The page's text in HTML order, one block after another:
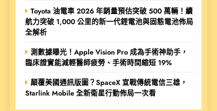
Toyota 油電車 2026 年銷量預估突破 500 萬輛！續
航力突破 1,000 公里的新一代鋰電池與固態電池佈局
全解析
測數據曝光！Apple Vision Pro 成為手術神助手，
臨床證實能減輕醫師疲勞、手術時間縮短 19%
顛覆美國通訊版圖？SpaceX 宣戰傳統電信三雄，
Starlink Mobile 全新衛星行動佈局一次看